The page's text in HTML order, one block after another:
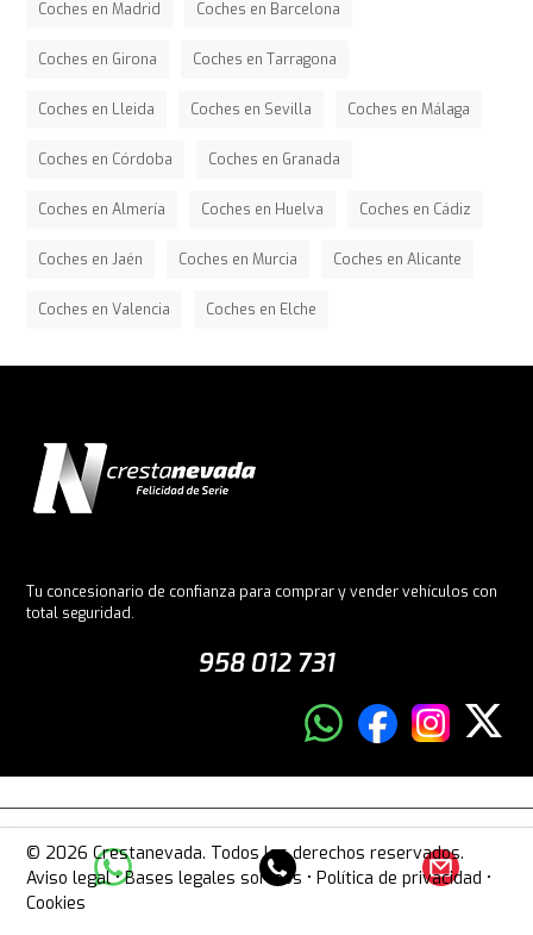
Coches en Madrid Coches en Barcelona
Coches en Girona Coches en Tarragona
Coches en Lleida Coches en Sevilla Coches en Málaga
Coches en Córdoba Coches en Granada
Coches en Almería Coches en Huelva Coches en Cádiz
Coches en Jaén Coches en Murcia Coches en Alicante
Coches en Valencia Coches en Elche
Tu concesionario de confianza para comprar y vender vehículos con
total seguridad.
958 012 731
© 2026 Crestanevada. Todos los derechos reservados.
Aviso legal•Bases legales sorteos •Política de privacidad •
Cookies